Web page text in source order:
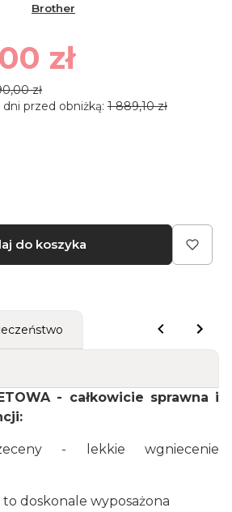
Brother
zł
zł
przed obniżką: 1 889,10 zł
do koszyka
- całkowicie sprawna i
- lekkie wgniecenie
doskonale wyposażona